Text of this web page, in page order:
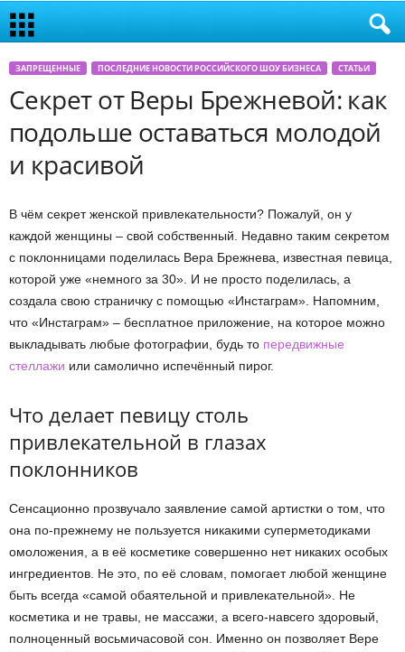
ЗАПРЕЩЕННЫЕ ПОСЛЕДНИЕ НОВОСТИ РОССИЙСКОГО ШОУ БИЗНЕСА СТАТЬИ
Секрет от Веры Брежневой: как
подольше оставаться молодой
и красивой
В чём секрет женской привлекательности? Пожалуй, он у
каждой женщины – свой собственный. Недавно таким секретом
с поклонницами поделилась Вера Брежнева, известная певица,
которой уже «немного за 30». И не просто поделилась, а
создала свою страничку с помощью «Инстаграм». Напомним,
что «Инстаграм» – бесплатное приложение, на которое можно
выкладывать любые фотографии, будь то передвижные
стеллажи или самолично испечённый пирог.
Что делает певицу столь
привлекательной в глазах
поклонников
Сенсационно прозвучало заявление самой артистки о том, что
она по-прежнему не пользуется никакими суперметодиками
омоложения, а в её косметике совершенно нет никаких особых
ингредиентов. Не это, по её словам, помогает любой женщине
быть всегда «самой обаятельной и привлекательной». Не
косметика и не травы, не массажи, а всего-навсего здоровый,
полноценный восьмичасовой сон. Именно он позволяет Вере